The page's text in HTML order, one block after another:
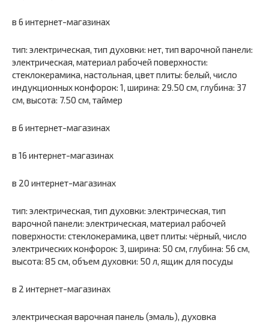
в 6 интернет-магазинах
тип: электрическая, тип духовки: нет, тип варочной панели:
электрическая, материал рабочей поверхности:
стеклокерамика, настольная, цвет плиты: белый, число
индукционных конфорок: 1, ширина: 29.50 см, глубина: 37
см, высота: 7.50 см, таймер
в 6 интернет-магазинах
в 16 интернет-магазинах
в 20 интернет-магазинах
тип: электрическая, тип духовки: электрическая, тип
варочной панели: электрическая, материал рабочей
поверхности: стеклокерамика, цвет плиты: чёрный, число
электрических конфорок: 3, ширина: 50 см, глубина: 56 см,
высота: 85 см, объем духовки: 50 л, ящик для посуды
в 2 интернет-магазинах
электрическая варочная панель (эмаль), духовка